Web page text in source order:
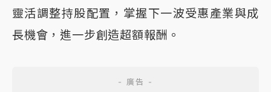
靈活調整持股配置，掌握下一波受惠產業與成
長機會，進一步創造超額報酬。